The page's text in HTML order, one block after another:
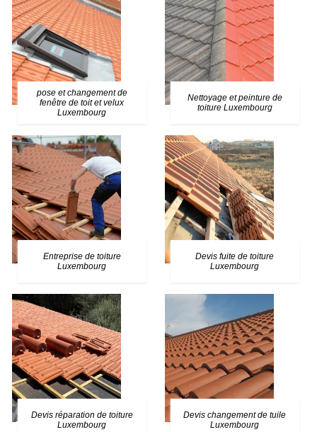
pose et changement de
fenêtre de toit et velux
Luxembourg
Nettoyage et peinture de
toiture Luxembourg
Entreprise de toiture
Luxembourg
Devis fuite de toiture
Luxembourg
Devis réparation de toiture
Luxembourg
Devis changement de tuile
Luxembourg